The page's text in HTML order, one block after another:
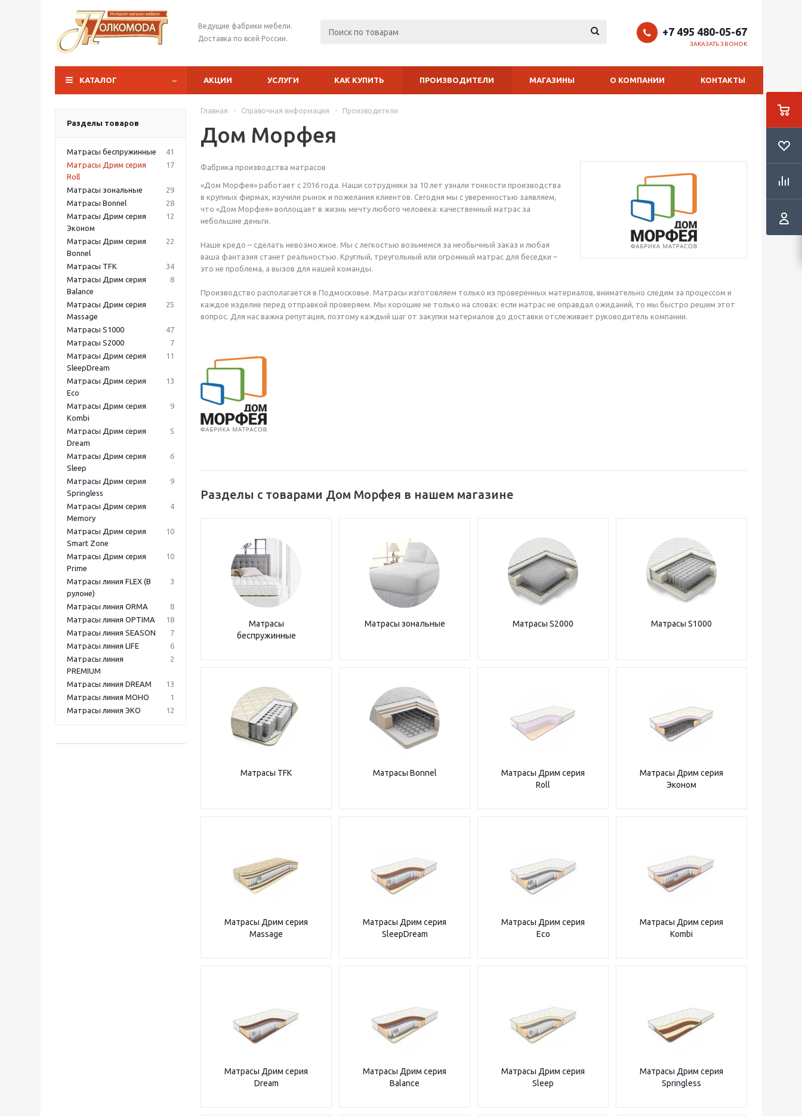
Ведущие фабрики мебели.
Доставка по всей России.
+7 495 480-05-67
ЗАКАЗАТЬ ЗВОНОК
КАТАЛОГ АКЦИИ УСЛУГИ КАК КУПИТЬ ПРОИЗВОДИТЕЛИ МАГАЗИНЫ О КОМПАНИИ КОНТАКТЫ
Разделы товаров
Матрасы беспружинные
41
Матрасы Дрим серия
Roll
17
Матрасы зональные
29
Матрасы Bonnel
28
Матрасы Дрим серия
Эконом
12
Матрасы Дрим серия
Bonnel
22
Матрасы TFK
34
Матрасы Дрим серия
Balance
8
Матрасы Дрим серия
Massage
25
Матрасы S1000
47
Матрасы S2000
7
Матрасы Дрим серия
SleepDream
11
Матрасы Дрим серия
Eco
13
Матрасы Дрим серия
Kombi
9
Матрасы Дрим серия
Dream
5
Матрасы Дрим серия
Sleep
6
Матрасы Дрим серия
Springless
9
Матрасы Дрим серия
Memory
4
Матрасы Дрим серия
Smart Zone
10
Матрасы Дрим серия
Prime
10
Матрасы линия FLEX (В
рулоне)
3
Матрасы линия ORMA
8
Матрасы линия OPTIMA
18
Матрасы линия SEASON
7
Матрасы линия LIFE
6
Матрасы линия
PREMIUM
2
Матрасы линия DREAM
13
Матрасы линия МОНО
1
Матрасы линия ЭКО
12
Главная - Справочная информация - Производители
Дом Морфея
Фабрика производства матрасов
«Дом Морфея» работает с 2016 года. Наши сотрудники за 10 лет узнали тонкости производства
в крупных фирмах, изучили рынок и пожелания клиентов. Сегодня мы с уверенностью заявляем,
что «Дом Морфея» воплощает в жизнь мечту любого человека: качественный матрас за
небольшие деньги.
Наше кредо – сделать невозможное. Мы с легкостью возьмемся за необычный заказ и любая
ваша фантазия станет реальностью. Круглый, треугольный или огромный матрас для беседки –
это не проблема, а вызов для нашей команды.
Производство располагается в Подмосковье. Матрасы изготовляем только из проверенных материалов, внимательно следим за процессом и
каждое изделие перед отправкой проверяем. Мы хорошие не только на словах: если матрас не оправдал ожиданий, то мы быстро решим этот
вопрос. Для нас важна репутация, поэтому каждый шаг от закупки материалов до доставки отслеживает руководитель компании.
Разделы с товарами Дом Морфея в нашем магазине
Матрасы
беспружинные
Матрасы зональные Матрасы S2000 Матрасы S1000
Матрасы TFK Матрасы Bonnel
Матрасы Дрим серия
Roll
Матрасы Дрим серия
Эконом
Матрасы Дрим серия
Massage
Матрасы Дрим серия
SleepDream
Матрасы Дрим серия
Eco
Матрасы Дрим серия
Kombi
Матрасы Дрим серия
Dream
Матрасы Дрим серия
Balance
Матрасы Дрим серия
Sleep
Матрасы Дрим серия
Springless